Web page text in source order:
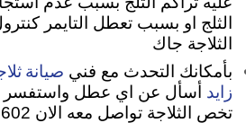
الثلج او بسبب تعطل التايمر
الثلاجة جاك
بأمكانك التحدث مع فني صيانة
زايد أسأل عن اي عطل
تخص الثلاجة تواصل معه الان 19602